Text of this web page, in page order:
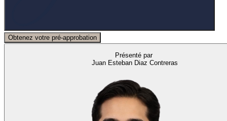
Obtenez votre pré-approbation
Présenté par
Juan Esteban Diaz Contreras